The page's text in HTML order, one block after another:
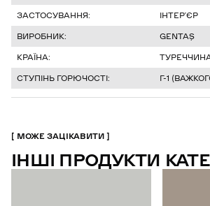
ЗАСТОСУВАННЯ:
ІНТЕР’ЄР
ВИРОБНИК:
GENTAŞ
КРАЇНА:
СТУПІНЬ ГОРЮЧОСТІ:
Г-1
МОЖЕ ЗАЦІКАВИТИ
ІНШІ ПРОДУКТИ